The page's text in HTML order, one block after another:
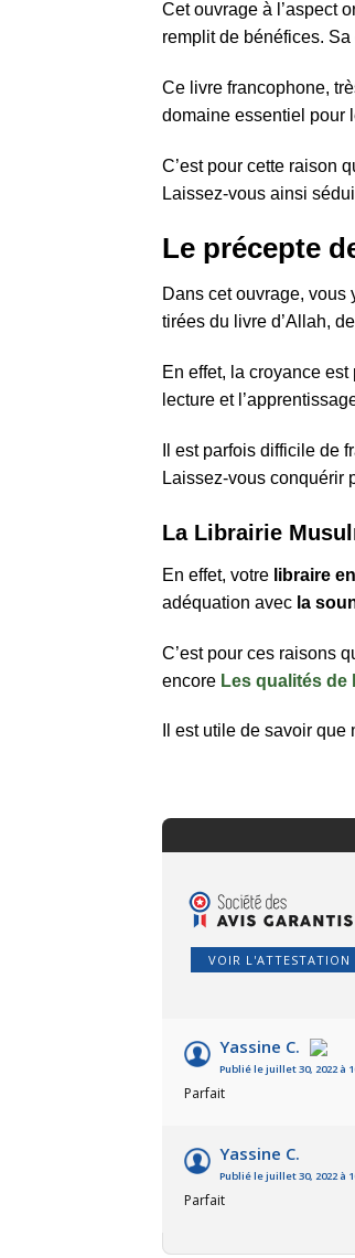
Cet ouvrage à l’aspect
remplit de bénéfices.
Ce livre francophone,
domaine essentiel pour
C’est pour cette raison
Laissez-vous ainsi
Le précepte
Dans cet ouvrage,
tirées du livre d’Allah,
En effet, la croyance
lecture et
Il est parfois difficile de
Laissez-vous conquérir
La Librairie
En effet, votre libraire
adéquation avec la
C’est pour ces raisons
encore Les qualités de
Il est utile de savoir
VOIR L'ATTESTATION
Yassine C.
Publié le juillet 30, 2022 à
Parfait
Yassine C.
Publié le juillet 30, 2022 à
Parfait